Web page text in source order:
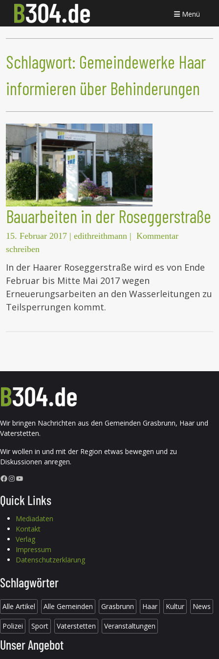
Menü
Schlagwort: Gemeindewerke Haar
informieren über Behinderungen
Bauarbeiten in der Roseggerstraße
15. Februar 2017 | edithreithmann | Kommentar
schreiben
In der Haarer Roseggerstraße wird es von Ende
Februar bis Mitte Mai 2017 wegen
Erneuerungsarbeiten an den Wasserleitungen zu
Teilsperrungen kommt.
Wir bringen Nachrichten aus den Gemeinden Grasbrunn, Haar und
Vaterstetten.
Wir wollen in und mit der Region etwas bewegen und zu
Diskussionen anregen.
Facebook InstagramYouTube
Quick Links
Mediadaten
Kontakt
Verlag
Impressum
Datenschutzerklärung
Schlagwörter
Alle Artikel Alle Gemeinden Grasbrunn Haar Kultur News
Polizei Sport Vaterstetten Veranstaltungen
Unser Angebot